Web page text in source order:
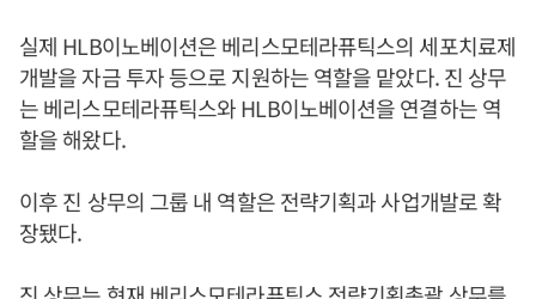
실제 HLB이노베이션은 베리스모테라퓨틱스의 세포치료제
개발을 자금 투자 등으로 지원하는 역할을 맡았다. 진 상무
는 베리스모테라퓨틱스와 HLB이노베이션을 연결하는 역
할을 해왔다.
이후 진 상무의 그룹 내 역할은 전략기획과 사업개발로 확
장됐다.